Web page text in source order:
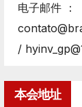
电子邮件 ：
/
本会地址